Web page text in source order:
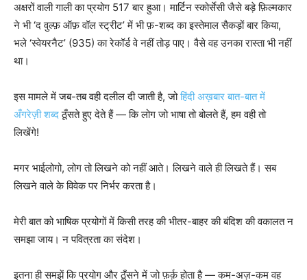
अक्षरों वाली गाली का प्रयोग 517 बार हुआ। मार्टिन स्कोर्सेसी जैसे बड़े फ़िल्मकार
ने भी ‘द वुल्फ़ ऑफ़ वॉल स्ट्रीट’ में भी फ़-शब्द का इस्तेमाल सैकड़ों बार किया,
भले ‘स्वेयरनैट’ (935) का रेकॉर्ड वे नहीं तोड़ पाए। वैसे वह उनका रास्ता भी नहीं
था।
इस मामले में जब-तब वही दलील दी जाती है, जोहिंदी अख़बार बात-बात में
अँगरेज़ी शब्दठूँसते हुए देते हैं — कि लोग जो भाषा तो बोलते हैं, हम वही तो
लिखेंगे!
मगर भाईलोगो, लोग तो लिखने को नहीं आते। लिखने वाले ही लिखते हैं। सब
लिखने वाले के विवेक पर निर्भर करता है।
मेरी बात को भाषिक प्रयोगों में किसी तरह की भीतर-बाहर की बंदिश की वकालत न
समझा जाय। न पवित्रता का संदेश।
इतना ही समझें कि प्रयोग और ठूँसने में जो फ़र्क़ होता है — कम-अज़-कम वह